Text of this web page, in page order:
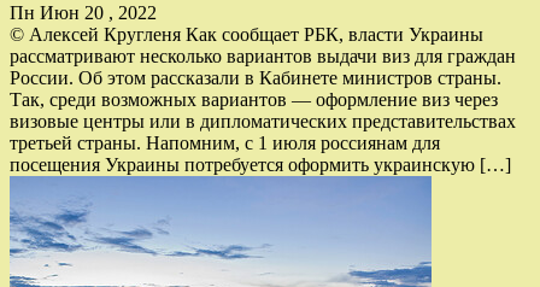
Пн Июн 20 , 2022
© Алексей Кругленя Как сообщает РБК, власти Украины
рассматривают несколько вариантов выдачи виз для граждан
России. Об этом рассказали в Кабинете министров страны.
Так, среди возможных вариантов — оформление виз через
визовые центры или в дипломатических представительствах
третьей страны. Напомним, с 1 июля россиянам для
посещения Украины потребуется оформить украинскую […]